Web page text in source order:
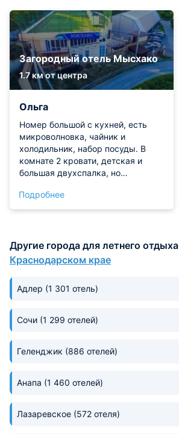
Загородный отель Мысхако
1.7 км от центра
Ольга
Номер большой с кухней, есть
микроволновка, чайник и
холодильник, набор посуды. В
комнате 2 кровати, детская и
большая двухспалка, но
слышен. Общая система
кондиционирования, работает
но дикий. Если идти на
оборудованный пляж, по времени
займет минут 15.
Подробнее
Другие города для летнего отдыха
Краснодарском крае
Адлер (1 301 отель)
Сочи (1 299 отелей)
Геленджик (886 отелей)
Анапа (1 460 отелей)
Лазаревское (572 отеля)